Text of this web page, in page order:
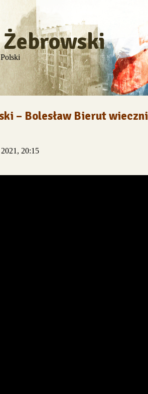
Żebrowski
– Bolesław Bierut
20:15